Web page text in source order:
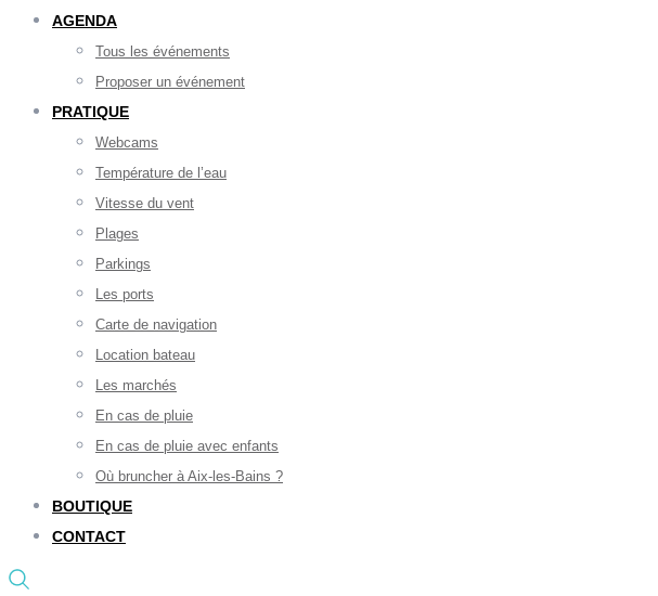
AGENDA
Tous les événements
Proposer un événement
PRATIQUE
Webcams
Température de l’eau
Vitesse du vent
Plages
Parkings
Les ports
Carte de navigation
Location bateau
Les marchés
En cas de pluie
En cas de pluie avec enfants
Où bruncher à Aix-les-Bains ?
BOUTIQUE
CONTACT